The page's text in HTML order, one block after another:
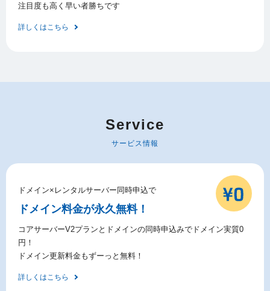
注目度も高く早い者勝ちです
詳しくはこちら
Service
サービス情報
ドメイン×レンタルサーバー同時申込で
ドメイン料金が永久無料！
コアサーバーV2プランとドメインの同時申込みでドメイン実質0
円！
ドメイン更新料金もずーっと無料！
詳しくはこちら